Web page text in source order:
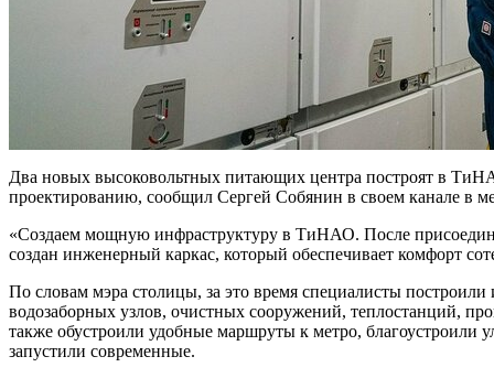
Два новых высоковольтных питающих центра построят в
проектированию, сообщил Сергей Собянин в своем канале в
«Создаем мощную инфраструктуру в ТиНАО. После
создан инженерный каркас, который обеспечивает комфорт
По словам мэра столицы, за это время специалисты
водозаборных узлов, очистных сооружений, теплостанций,
также обустроили удобные маршруты к метро, благоустроили
запустили современные.